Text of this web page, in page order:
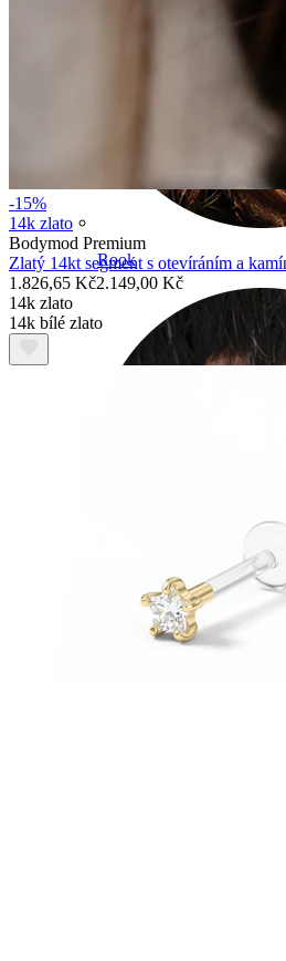
Rook
Roztahování uší
-15%
14k zlato
Bodymod Premium
Zlatý 14kt segment s otevíráním a
1.826,65 Kč2.149,00 Kč
14k zlato
14k bílé zlato